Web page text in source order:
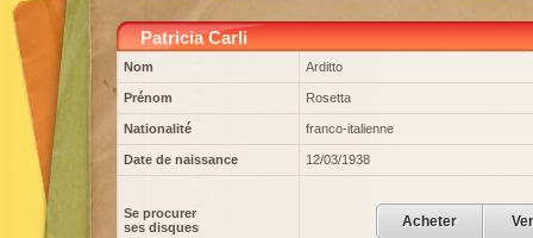
Patricia Carli
Nom Arditto
Prénom Rosetta
Nationalité franco-italienne
Date de naissance 12/03/1938
Se procurer
ses disques
Acheter